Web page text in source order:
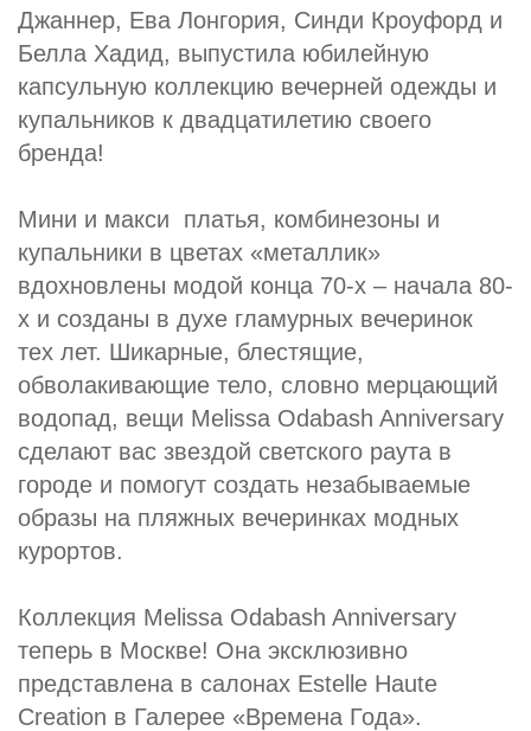
Джаннер, Ева Лонгория, Синди Кроуфорд и
Белла Хадид, выпустила юбилейную
капсульную коллекцию вечерней одежды и
купальников к двадцатилетию своего
бренда!
Мини и макси платья, комбинезоны и
купальники в цветах «металлик»
вдохновлены модой конца 70-х – начала 80-
х и созданы в духе гламурных вечеринок
тех лет. Шикарные, блестящие,
обволакивающие тело, словно мерцающий
водопад, вещи Melissa Odabash Anniversary
сделают вас звездой светского раута в
городе и помогут создать незабываемые
образы на пляжных вечеринках модных
курортов.
Коллекция Melissa Odabash Anniversary
теперь в Москве! Она эксклюзивно
представлена в салонах Estelle Haute
Creation в Галерее «Времена Года».